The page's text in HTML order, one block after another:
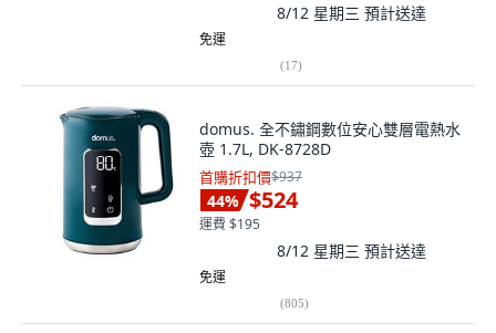
8/12 星期三 預計送達
免運
(17)
domus. 全不鏽鋼數位安心雙層電熱水
壺 1.7L, DK-8728D
首購折扣價$937
44% $524
運費 $195
8/12 星期三 預計送達
免運
(805)